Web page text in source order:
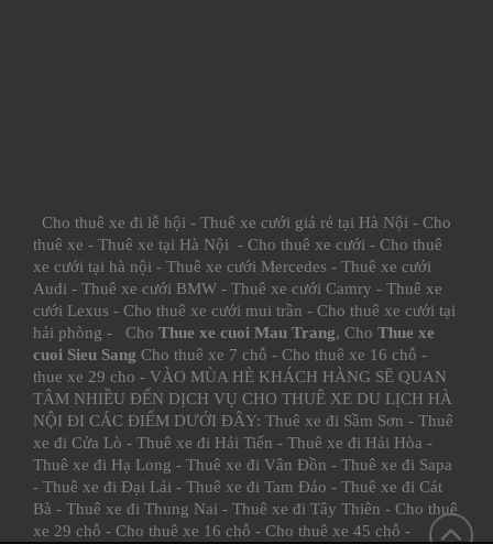
Cho thuê xe đi lễ hội - Thuê xe cưới giá rẻ tại Hà Nội - Cho
thuê xe - Thuê xe tại Hà Nội - Cho thuê xe cưới - Cho thuê
xe cưới tại hà nội - Thuê xe cưới Mercedes - Thuê xe cưới
Audi - Thuê xe cưới BMW - Thuê xe cưới Camry - Thuê xe
cưới Lexus - Cho thuê xe cưới mui trần - Cho thuê xe cưới tại
hải phòng - Cho Thue xe cuoi Mau Trang, Cho Thue xe
cuoi Sieu Sang Cho thuê xe 7 chỗ - Cho thuê xe 16 chỗ -
thue xe 29 cho - VÀO MÙA HÈ KHÁCH HÀNG SẼ QUAN
TÂM NHIỀU ĐẾN DỊCH VỤ CHO THUÊ XE DU LỊCH HÀ
NỘI ĐI CÁC ĐIỂM DƯỚI ĐÂY: Thuê xe đi Sầm Sơn - Thuê
xe đi Cửa Lò - Thuê xe đi Hải Tiến - Thuê xe đi Hải Hòa -
Thuê xe đi Hạ Long - Thuê xe đi Vân Đồn - Thuê xe đi Sapa
- Thuê xe đi Đại Lải - Thuê xe đi Tam Đảo - Thuê xe đi Cát
Bà - Thuê xe đi Thung Nai - Thuê xe đi Tây Thiên - Cho thuê
xe 29 chỗ - Cho thuê xe 16 chỗ - Cho thuê xe 45 chỗ -